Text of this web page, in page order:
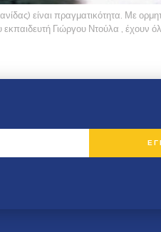
είναι πραγματικότητα. Με
Γιώργου Ντούλα , έχουν